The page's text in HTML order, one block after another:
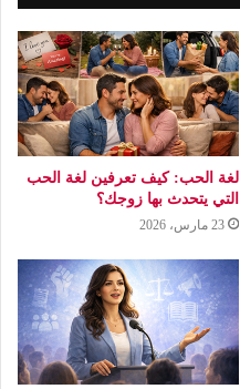
لغة الحب: كيف تعرفين لغة الحب
التي يتحدث بها زوجك؟
23 مارس، 2026